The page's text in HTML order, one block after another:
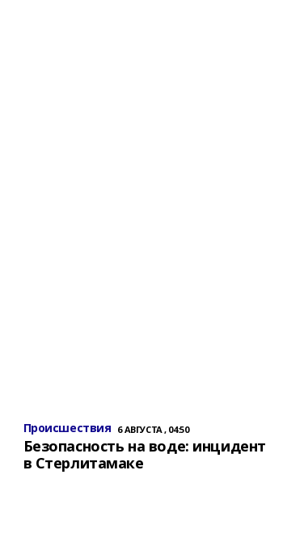
Происшествия 6 АВГУСТА , 04:50
Безопасность на воде: инцидент
в Стерлитамаке